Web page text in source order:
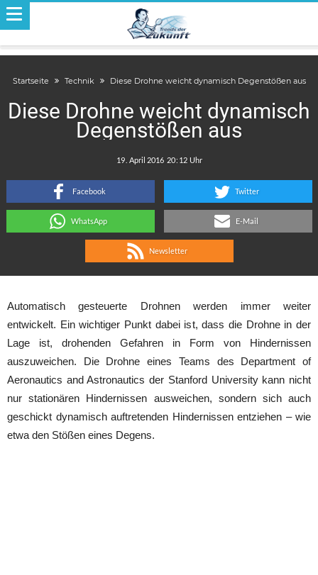
Startseite Technik Diese Drohne weicht dynamisch Degenstößen aus
Diese Drohne weicht dynamisch
Degenstößen aus
:
Facebook Twitter
WhatsApp E-Mail
Newsletter
Automatisch gesteuerte Drohnen werden immer weiter
entwickelt. Ein wichtiger Punkt dabei ist, dass die Drohne in der
Lage ist, drohenden Gefahren in Form von Hindernissen
auszuweichen. Die Drohne eines Teams des Department of
Aeronautics and Astronautics der Stanford University kann nicht
nur stationären Hindernissen ausweichen, sondern sich auch
geschickt dynamisch auftretenden Hindernissen entziehen – wie
etwa den Stößen eines Degens.